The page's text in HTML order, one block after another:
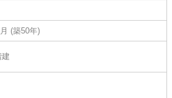
(築50年)